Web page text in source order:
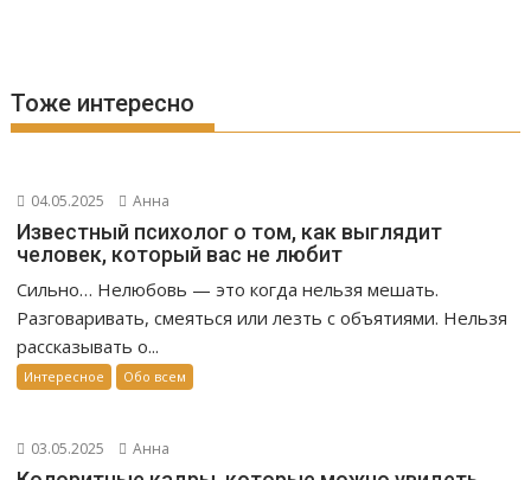
Тоже интересно
04.05.2025 Анна
Известный психолог о том, как выглядит
человек, который вас не любит
Сильно… Нелюбовь — это когда нельзя мешать.
Разговаривать, смеяться или лезть с объятиями. Нельзя
рассказывать о...
Интересное Обо всем
03.05.2025 Анна